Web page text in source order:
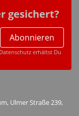
gesichert?
Abonnieren
erhältst Du
Ulmer Straße 239,